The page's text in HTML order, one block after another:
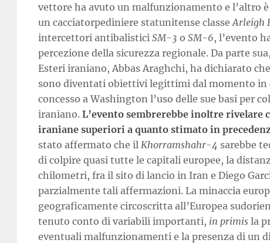
vettore ha avuto un malfunzionamento e l’altro
un cacciatorpediniere statunitense classeArleigh
intercettori antibalistici SM-3 o SM-6, l’evento
percezione della sicurezza regionale. Da parte
Esteri iraniano, Abbas Araghchi, ha dichiarato
sono diventati obiettivi legittimi dal momento in
concesso a Washington l’uso delle sue basi per
iraniano. L’evento sembrerebbe inoltre rivelare
iraniane superiori a quanto stimato in
stato affermato che il Khorramshahr-4 sarebbe
di colpire quasi tutte le capitali europee, la
chilometri, fra il sito di lancio in Iran e Diego
parzialmente tali affermazioni. La minaccia
geograficamente circoscritta all’Europea
tenuto conto di variabili importanti, in primis la
eventuali malfunzionamenti e la presenza di un